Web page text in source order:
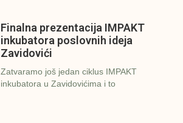
Finalna prezentacija IMPAKT
inkubatora poslovnih ideja
Zavidovići
Zatvaramo još jedan ciklus IMPAKT
inkubatora u Zavidovićima i to